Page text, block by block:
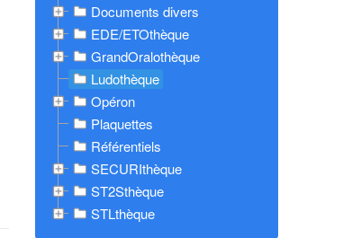
Documents divers
EDE/ETOthèque
GrandOralothèque
Ludothèque
Opéron
Plaquettes
Référentiels
SECURIthèque
ST2Sthèque
STLthèque